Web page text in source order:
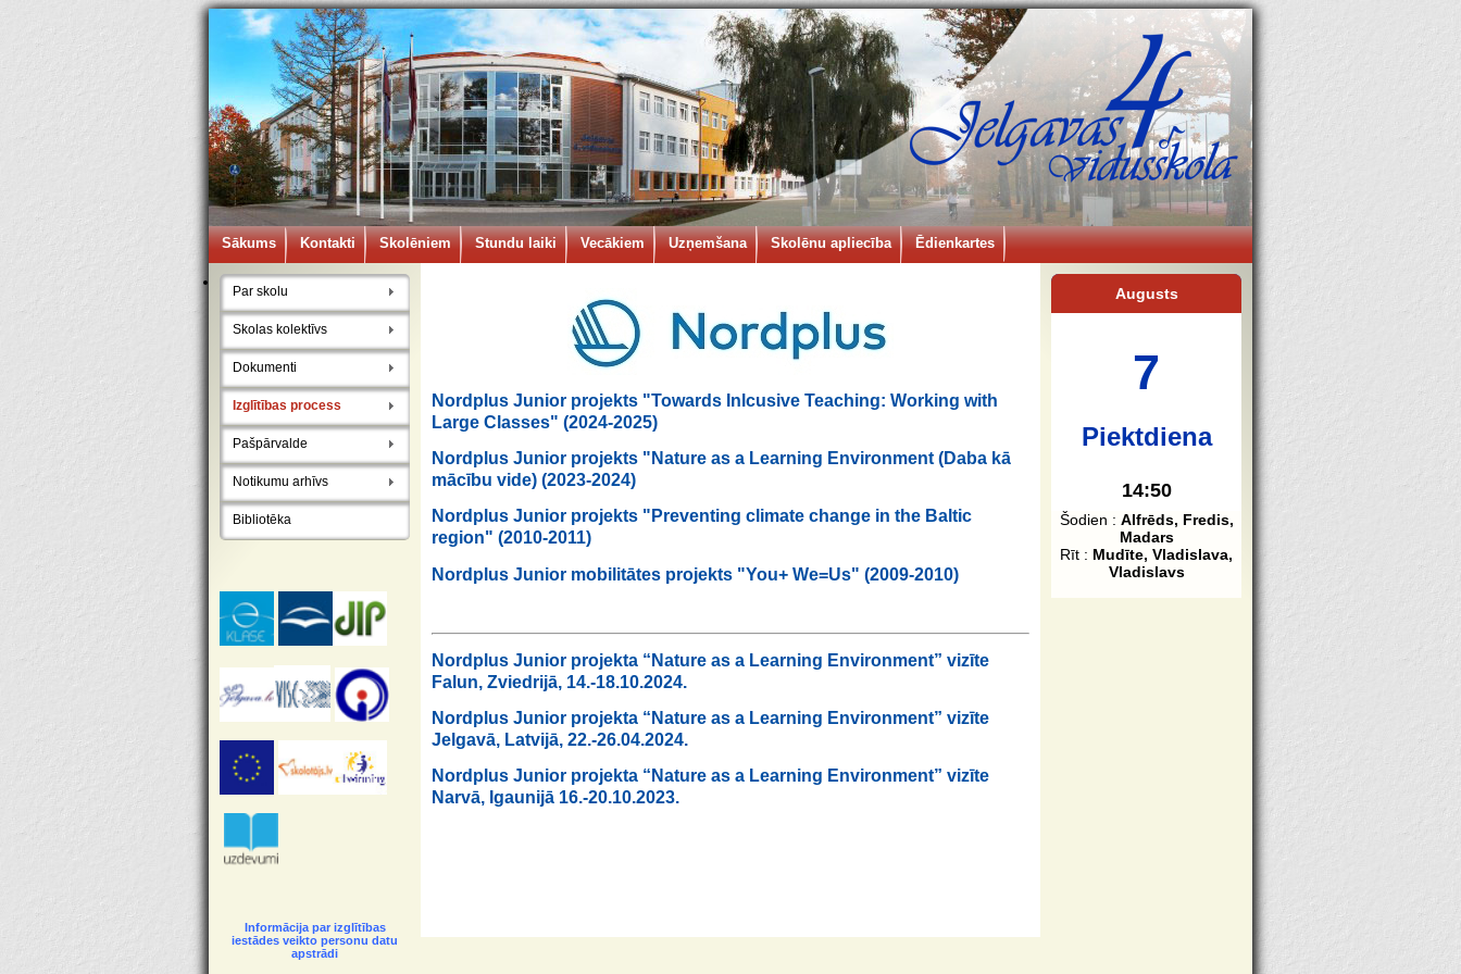
Sākums Kontakti Skolēniem Stundu laiki Vecākiem Uzņemšana Skolēnu apliecība Ēdienkartes
Par skolu
Skolas kolektīvs
Dokumenti
Izglītības process
Pašpārvalde
Notikumu arhīvs
Bibliotēka
Informācija par izglītības
iestādes veikto personu datu
apstrādi
Augusts
7
Piektdiena
14:50
Šodien : Alfrēds, Fredis,
Madars
Rīt : Mudīte, Vladislava,
Vladislavs
Nordplus Junior projekts "Towards Inlcusive Teaching: Working with
Large Classes" (2024-2025)
Nordplus Junior projekts "Nature as a Learning Environment (Daba kā
mācību vide) (2023-2024)
Nordplus Junior projekts "Preventing climate change in the Baltic
region" (2010-2011)
Nordplus Junior mobilitātes projekts "You+ We=Us" (2009-2010)
Nordplus Junior projekta “Nature as a Learning Environment” vizīte
Falun, Zviedrijā, 14.-18.10.2024.
Nordplus Junior projekta “Nature as a Learning Environment” vizīte
Jelgavā, Latvijā, 22.-26.04.2024.
Nordplus Junior projekta “Nature as a Learning Environment” vizīte
Narvā, Igaunijā 16.-20.10.2023.